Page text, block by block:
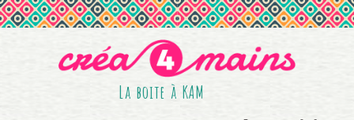
La boite à KAM